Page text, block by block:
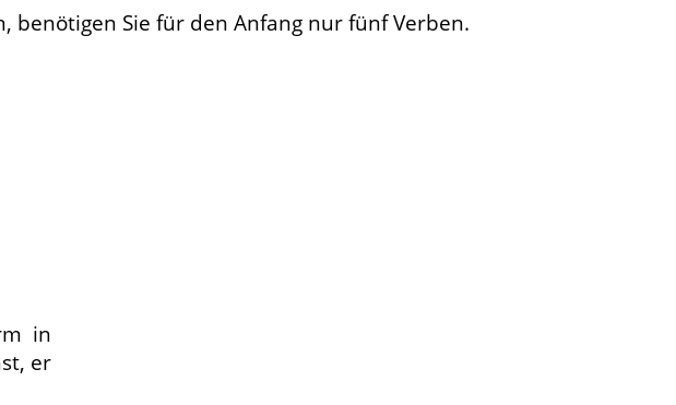
benötigen Sie für den Anfang nur fünf Verben.
in
er